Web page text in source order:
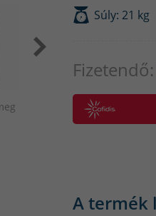
Súly: 21 kg
Fizetendő:
A termék